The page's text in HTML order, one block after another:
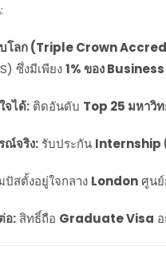
บโลก (Triple Crown
ซึ่งมีเพียง1% ของ
จได้: ติดอันดับ Top 25 มหาวิ
ณ์จริง: รับประกัน Internship
ปัสตั้งอยู่ใจกลาง Londonศูนย์
อ: สิทธิ์ถือ Graduate Visa